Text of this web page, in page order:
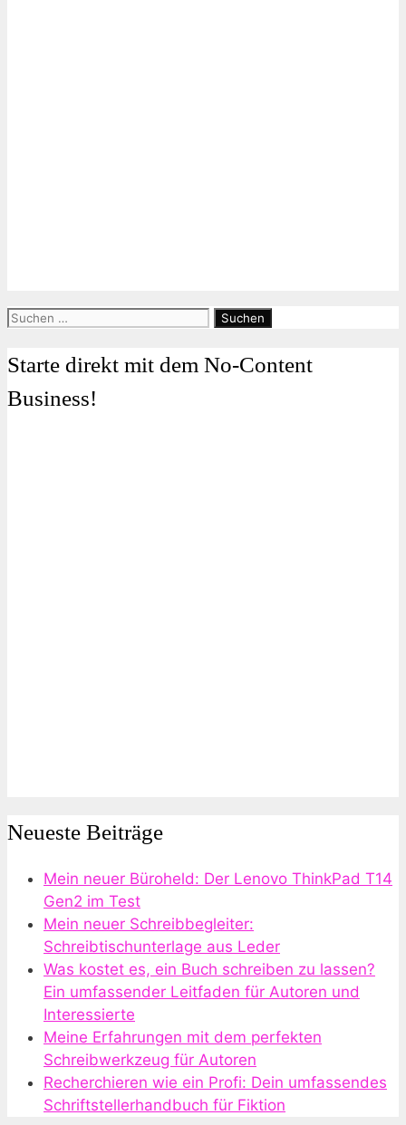
Suchen
Starte direkt mit dem No-Content
Business!
Neueste Beiträge
Mein neuer Büroheld: Der Lenovo ThinkPad T14
Gen2 im Test
Mein neuer Schreibbegleiter:
Schreibtischunterlage aus Leder
Was kostet es, ein Buch schreiben zu lassen?
Ein umfassender Leitfaden für Autoren und
Interessierte
Meine Erfahrungen mit dem perfekten
Schreibwerkzeug für Autoren
Recherchieren wie ein Profi: Dein umfassendes
Schriftstellerhandbuch für Fiktion